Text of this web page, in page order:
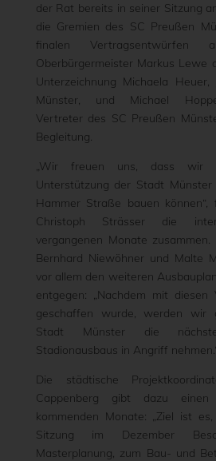
der Rat bereits in seiner Sitzung
die Gremien des SC Preußen
finalen
Oberbürgermeister Markus Lewe
Unterzeichnung Michaela
Münster, und Michael
Vertreter des SC Preußen
Begleitung.
„Wir freuen uns, dass wir
Unterstützung der Stadt
Hammer Straße bauen können“,
Christoph Strässer die
vergangenen Monate
Bernhard Niewöhner und Malte
vor allem den weiteren
entgegen: „Nachdem mit
geschaffen wurde, werden wir
Stadt Münster die
Stadionausbaus in Angriff
Die städtische
Cappenberg gibt dazu
kommenden Monate: „Ziel ist
Sitzung im Dezember
Masterplanung, zum Bau- und